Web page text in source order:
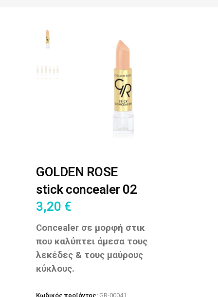
GOLDEN ROSE
stick concealer 02
3,20 €
Concealer σε μορφή στικ
που καλύπτει άμεσα τους
λεκέδες & τους μαύρους
κύκλους.
Κωδικός προϊόντος: GR-00041